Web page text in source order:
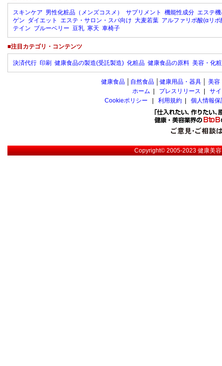
スキンケア 男性化粧品（メンズコスメ） サプリメント 機能性成分 エステ
ゲン ダイエット エステ・サロン・スパ向け 大麦若葉 アルファリポ酸(αリポ
テイン ブルーベリー 豆乳 寒天 車椅子
■注目カテゴリ・コンテンツ
決済代行 印刷 健康食品の製造(受託製造) 化粧品 健康食品の原料 美容・化
健康食品 自然食品 健康用品・器具 美容
ホーム
プレスリリース
サ
Cookieポリシー
利用規約 個人情報
Copyright© 2005-2023健康美